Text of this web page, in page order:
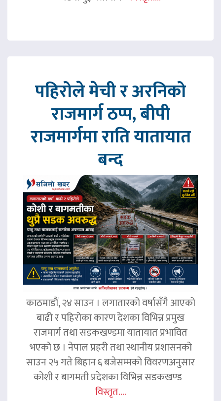
पहिरोले मेची र अरनिको
राजमार्ग ठप्प, बीपी
राजमार्गमा राति यातायात
बन्द
काठमाडौं, २४ साउन । लगातारको वर्षासँगै आएको
बाढी र पहिरोका कारण देशका विभिन्न प्रमुख
राजमार्ग तथा सडकखण्डमा यातायात प्रभावित
भएको छ । नेपाल प्रहरी तथा स्थानीय प्रशासनको
साउन २५ गते बिहान ६ बजेसम्मको विवरणअनुसार
कोशी र बागमती प्रदेशका विभिन्न सडकखण्ड
विस्तृत....